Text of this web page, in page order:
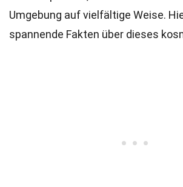
Umgebung auf vielfältige Weise.
spannende Fakten über dieses